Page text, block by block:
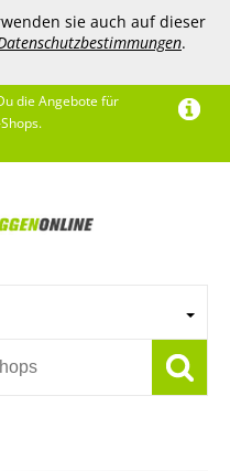
sie auch auf dieser
.
die Angebote für